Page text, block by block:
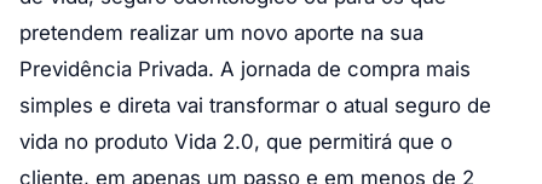
pretendem realizar um novo aporte na sua
Previdência Privada. A jornada de compra mais
simples e direta vai transformar o atual seguro de
vida no produto Vida 2.0, que permitirá que o
cliente, em apenas um passo e em menos de 2